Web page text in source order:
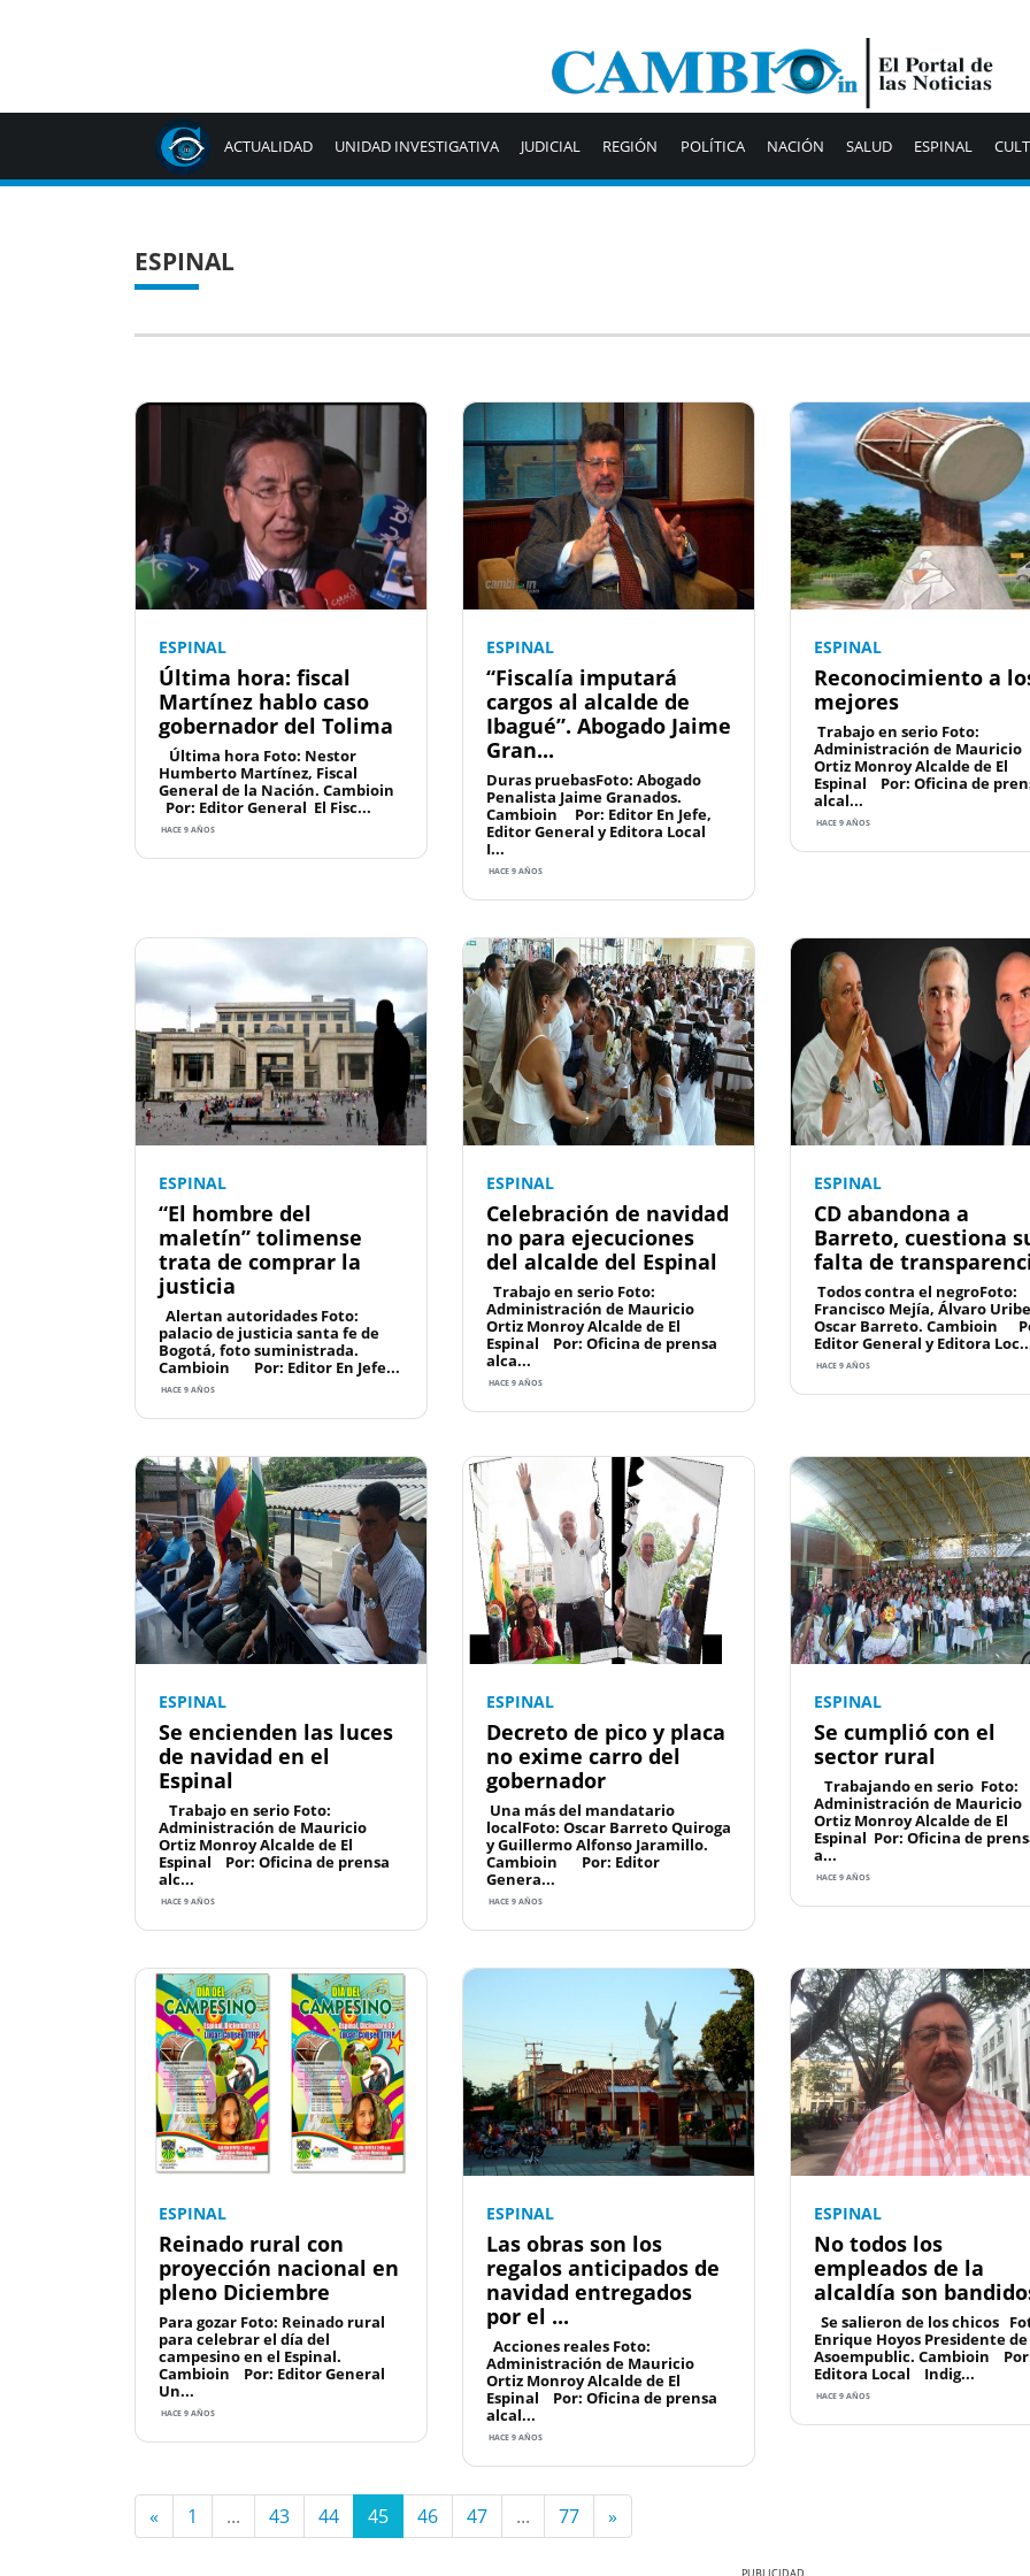
ACTUALIDAD UNIDAD INVESTIGATIVA JUDICIAL REGIÓN POLÍTICA NACIÓN SALUD ESPINAL
ESPINAL
ESPINAL
Última hora: fiscal
Martínez hablo caso
gobernador del Tolima
Última hora Foto: Nestor
Humberto Martínez, Fiscal
General de la Nación. Cambioin
Por: Editor General El Fisc...
HACE 9 AÑOS
ESPINAL
“Fiscalía imputará
cargos al alcalde de
Ibagué”. Abogado Jaime
Gran...
Duras pruebasFoto: Abogado
Penalista Jaime Granados.
Cambioin Por: Editor En Jefe,
Editor General y Editora Local
I...
HACE 9 AÑOS
ESPINAL
Reconocimiento a
mejores
Trabajo en serio Foto:
Administración de Mauricio
Ortiz Monroy Alcalde de El
Espinal Por: Oficina de
alcal...
HACE 9 AÑOS
ESPINAL
“El hombre del
maletín” tolimense
trata de comprar la
justicia
Alertan autoridades Foto:
palacio de justicia santa fe de
Bogotá, foto suministrada.
Cambioin Por: Editor En Jefe...
HACE 9 AÑOS
ESPINAL
Celebración de navidad
no para ejecuciones
del alcalde del Espinal
Trabajo en serio Foto:
Administración de Mauricio
Ortiz Monroy Alcalde de El
Espinal Por: Oficina de prensa
alca...
HACE 9 AÑOS
ESPINAL
CD abandona a
Barreto, cuestiona
falta de
Todos contra el negroFoto:
Francisco Mejía, Álvaro
Oscar Barreto. Cambioin
Editor General y Editora
HACE 9 AÑOS
ESPINAL
Se encienden las luces
de navidad en el
Espinal
Trabajo en serio Foto:
Administración de Mauricio
Ortiz Monroy Alcalde de El
Espinal Por: Oficina de prensa
alc...
HACE 9 AÑOS
ESPINAL
Decreto de pico y placa
no exime carro del
gobernador
Una más del mandatario
localFoto: Oscar Barreto Quiroga
y Guillermo Alfonso Jaramillo.
Cambioin Por: Editor
Genera...
HACE 9 AÑOS
ESPINAL
Se cumplió con el
sector rural
Trabajando en serio Foto:
Administración de Mauricio
Ortiz Monroy Alcalde de El
Espinal Por: Oficina de
a...
HACE 9 AÑOS
ESPINAL
Reinado rural con
proyección nacional en
pleno Diciembre
Para gozar Foto: Reinado rural
para celebrar el día del
campesino en el Espinal.
Cambioin Por: Editor General
Un...
HACE 9 AÑOS
ESPINAL
Las obras son los
regalos anticipados de
navidad entregados
por el ...
Acciones reales Foto:
Administración de Mauricio
Ortiz Monroy Alcalde de El
Espinal Por: Oficina de prensa
alcal...
HACE 9 AÑOS
ESPINAL
No todos los
empleados de la
alcaldía son
Se salieron de los chicos
Enrique Hoyos Presidente de
Asoempublic. Cambioin
Editora Local Indig...
HACE 9 AÑOS
« 1 ... 43 44 45 46 47 ... 77 »